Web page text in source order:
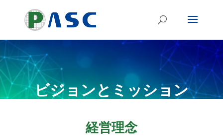
ビジョンとミッション
経営理念